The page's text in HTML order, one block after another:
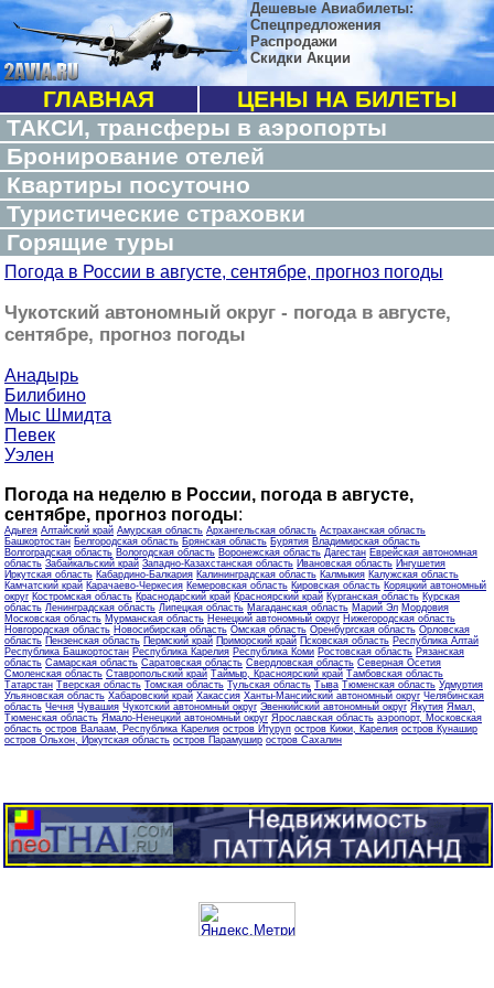
Дешевые Авиабилеты:
Спецпредложения
Распродажи
Скидки Акции
ГЛАВНАЯ
ЦЕНЫ НА БИЛЕТЫ
ТАКСИ, трансферы в аэропорты
Бронирование отелей
Квартиры посуточно
Туристические страховки
Горящие туры
Погода в России в августе, сентябре, прогноз погоды
Чукотский автономный округ - погода в августе,
сентябре, прогноз погоды
Анадырь
Билибино
Мыс Шмидта
Певек
Уэлен
Погода на неделю в России, погода в августе,
сентябре, прогноз погоды:
Адыгея Алтайский край Амурская область Архангельская область Астраханская область
Башкортостан Белгородская область Брянская область Бурятия Владимирская область
Волгоградская область Вологодская область Воронежская область Дагестан Еврейская автономная
область Забайкальский край Западно-Казахстанская область Ивановская область Ингушетия
Иркутская область Кабардино-Балкария Калининградская область Калмыкия Калужская область
Камчатский край Карачаево-Черкесия Кемеровская область Кировская область Коряцкий автономный
округ Костромская область Краснодарский край Красноярский край Курганская область Курская
область Ленинградская область Липецкая область Магаданская область Марий Эл Мордовия
Московская область Мурманская область Ненецкий автономный округ Нижегородская область
Новгородская область Новосибирская область Омская область Оренбургская область Орловская
область Пензенская область Пермский край Приморский край Псковская область Республика Алтай
Республика Башкортостан Республика Карелия Республика Коми Ростовская область Рязанская
область Самарская область Саратовская область Свердловская область Северная Осетия
Смоленская область Ставропольский край Таймыр, Красноярский край Тамбовская область
Татарстан Тверская область Томская область Тульская область Тыва Тюменская область Удмуртия
Ульяновская область Хабаровский край Хакассия Ханты-Мансийский автономный округ Челябинская
область Чечня Чувашия Чукотский автономный округ Эвенкийский автономный округ Якутия Ямал,
Тюменская область Ямало-Ненецкий автономный округ Ярославская область аэропорт, Московская
область остров Валаам, Республика Карелия остров Итуруп остров Кижи, Карелия остров Кунашир
остров Ольхон, Иркутская область остров Парамушир остров Сахалин